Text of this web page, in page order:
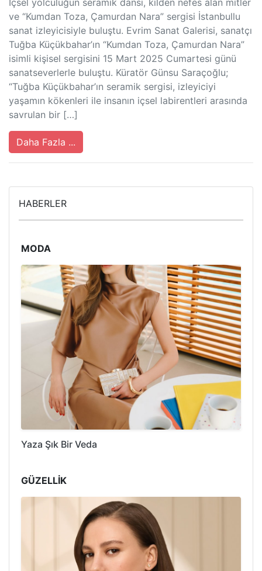
ve “Kumdan Toza, Çamurdan Nara” sergisi İstanbullu
sanat izleyicisiyle buluştu. Evrim Sanat Galerisi, sanatçı
Tuğba Küçükbahar’ın “Kumdan Toza, Çamurdan Nara”
isimli kişisel sergisini 15 Mart 2025 Cumartesi günü
sanatseverlerle buluştu. Küratör Günsu Saraçoğlu;
“Tuğba Küçükbahar’ın seramik sergisi, izleyiciyi
yaşamın kökenleri ile insanın içsel labirentleri arasında
savrulan bir […]
Daha Fazla ...
HABERLER
MODA
Yaza Şık Bir Veda
GÜZELLİK